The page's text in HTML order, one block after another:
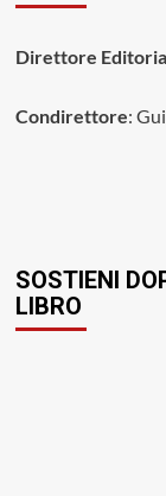
Direttore
Condirettore:
SOSTIENI
LIBRO